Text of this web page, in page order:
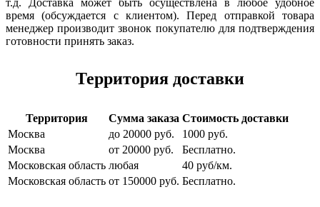
время (обсуждается с клиентом). Перед отправкой товара
менеджер производит звонок покупателю для подтверждения
готовности принять заказ.
Территория доставки
Территория Сумма заказа Стоимость доставки
Москва
до 20000 руб.
1000 руб.
Москва
от 20000 руб.
Бесплатно.
Московская область любая
40 руб/км.
Московская область от 150000 руб. Бесплатно.